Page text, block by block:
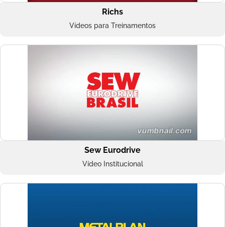
Richs
Vídeos para Treinamentos
Sew Eurodrive
Vídeo Institucional